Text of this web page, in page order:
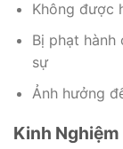
Không được
Bị phạt hành
sự
Ảnh hưởng
Kinh